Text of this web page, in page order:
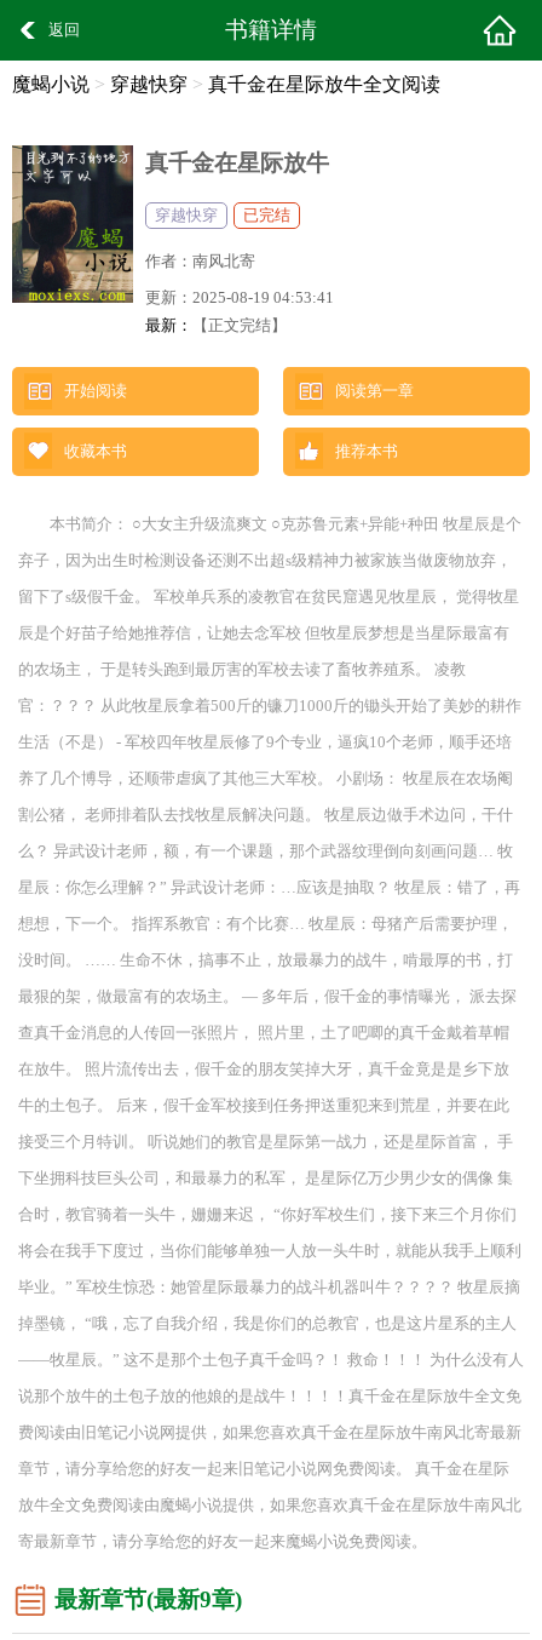
返回 书籍详情
魔蝎小说 > 穿越快穿 > 真千金在星际放牛全文阅读
真千金在星际放牛
穿越快穿 已完结
作者： 南风北寄
更新： 2025-08-19 04:53:41
最新：
【正文完结】
开始阅读 阅读第一章
收藏本书 推荐本书
本书简介： ○大女主升级流爽文 ○克苏鲁元素+异能+种田 牧星辰是个
弃子，因为出生时检测设备还测不出超s级精神力被家族当做废物放弃，
留下了s级假千金。 军校单兵系的凌教官在贫民窟遇见牧星辰， 觉得牧星
辰是个好苗子给她推荐信，让她去念军校 但牧星辰梦想是当星际最富有
的农场主， 于是转头跑到最厉害的军校去读了畜牧养殖系。 凌教
官：？？？ 从此牧星辰拿着500斤的镰刀1000斤的锄头开始了美妙的耕作
生活（不是） - 军校四年牧星辰修了9个专业，逼疯10个老师，顺手还培
养了几个博导，还顺带虐疯了其他三大军校。 小剧场： 牧星辰在农场阉
割公猪， 老师排着队去找牧星辰解决问题。 牧星辰边做手术边问，干什
么？ 异武设计老师，额，有一个课题，那个武器纹理倒向刻画问题… 牧
星辰：你怎么理解？” 异武设计老师：…应该是抽取？ 牧星辰：错了，再
想想，下一个。 指挥系教官：有个比赛… 牧星辰：母猪产后需要护理，
没时间。 …… 生命不休，搞事不止，放最暴力的战牛，啃最厚的书，打
最狠的架，做最富有的农场主。 — 多年后，假千金的事情曝光， 派去探
查真千金消息的人传回一张照片， 照片里，土了吧唧的真千金戴着草帽
在放牛。 照片流传出去，假千金的朋友笑掉大牙，真千金竟是是乡下放
牛的土包子。 后来，假千金军校接到任务押送重犯来到荒星，并要在此
接受三个月特训。 听说她们的教官是星际第一战力，还是星际首富， 手
下坐拥科技巨头公司，和最暴力的私军， 是星际亿万少男少女的偶像 集
合时，教官骑着一头牛，姗姗来迟， “你好军校生们，接下来三个月你们
将会在我手下度过，当你们能够单独一人放一头牛时，就能从我手上顺利
毕业。” 军校生惊恐：她管星际最暴力的战斗机器叫牛？？？？ 牧星辰摘
掉墨镜， “哦，忘了自我介绍，我是你们的总教官，也是这片星系的主人
——牧星辰。” 这不是那个土包子真千金吗？！ 救命！！！ 为什么没有人
说那个放牛的土包子放的他娘的是战牛！！！！真千金在星际放牛全文免
费阅读由旧笔记小说网提供，如果您喜欢真千金在星际放牛南风北寄最新
章节，请分享给您的好友一起来旧笔记小说网免费阅读。 真千金在星际
放牛全文免费阅读由魔蝎小说提供，如果您喜欢真千金在星际放牛南风北
寄最新章节，请分享给您的好友一起来魔蝎小说免费阅读。
最新章节(最新9章)